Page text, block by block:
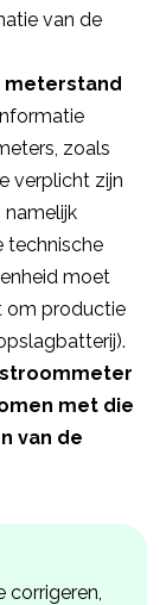
van de
meterstand
zoals
verplicht zijn
namelijk
technische
moet
om productie
met die
van de
corrigeren,